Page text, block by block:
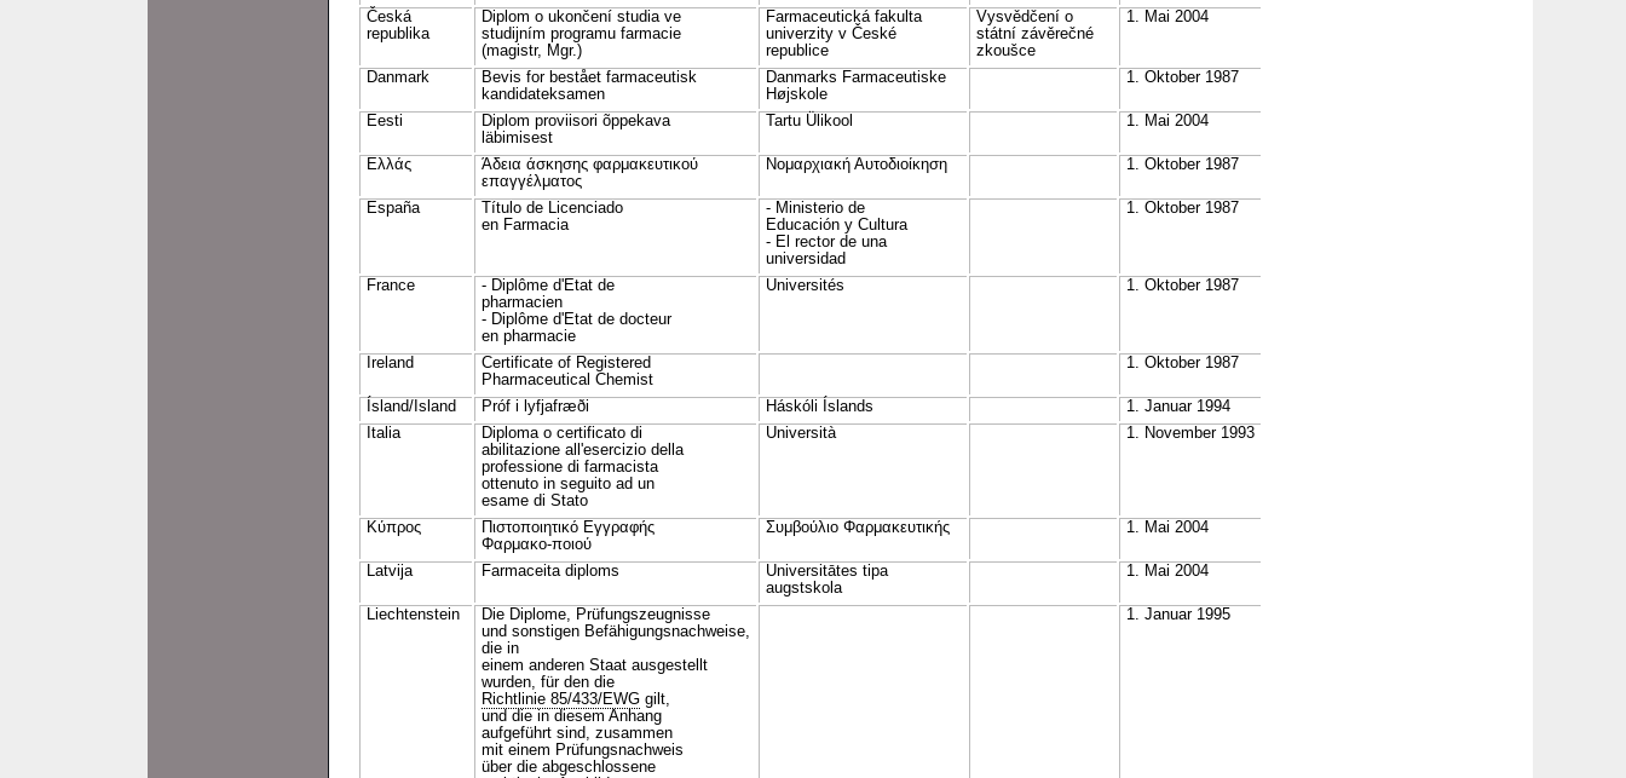
Česká
republika
Diplom o ukončení studia ve
studijním programu farmacie
(magistr, Mgr.)
Farmaceutická fakulta
univerzity v České
republice
Vysvědčení o
státní závěrečné
zkoušce
1. Mai 2004
Danmark
Bevis for bestået farmaceutisk
kandidateksamen
Danmarks Farmaceutiske
Højskole
1. Oktober 1987
Eesti
Diplom proviisori õppekava
läbimisest
Tartu Ülikool 1. Mai 2004
Ελλάς
Άδεια άσκησης φαρμακευτικού
επαγγέλματος
Νομαρχιακή Αυτοδιοίκηση 1. Oktober 1987
España
Título de Licenciado
en Farmacia
- Ministerio de
Educación y Cultura
- El rector de una
universidad
1. Oktober 1987
France
- Diplôme d'Etat de
pharmacien
- Diplôme d'Etat de docteur
en pharmacie
Universités 1. Oktober 1987
Ireland
Certificate of Registered
Pharmaceutical Chemist
1. Oktober 1987
Ísland/Island Próf i lyfjafræði Háskóli Íslands
1. Januar 1994
Italia
Diploma o certificato di
abilitazione all'esercizio della
professione di farmacista
ottenuto in seguito ad un
esame di Stato
Università 1. November 1993
Κύπρος
Πιστοποιητικό Εγγραφής
Φαρμακο-ποιού
Συμβούλιο Φαρμακευτικής 1. Mai 2004
Latvija Farmaceita diploms
Universitātes tipa
augstskola
1. Mai 2004
Liechtenstein
Die Diplome, Prüfungszeugnisse
und sonstigen Befähigungsnachweise,
die in
einem anderen Staat ausgestellt
wurden, für den die
Richtlinie 85/433/EWG gilt,
und die in diesem Anhang
aufgeführt sind, zusammen
mit einem Prüfungsnachweis
über die abgeschlossene
1. Januar 1995